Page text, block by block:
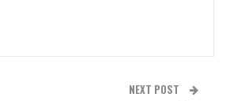
NEXT POST